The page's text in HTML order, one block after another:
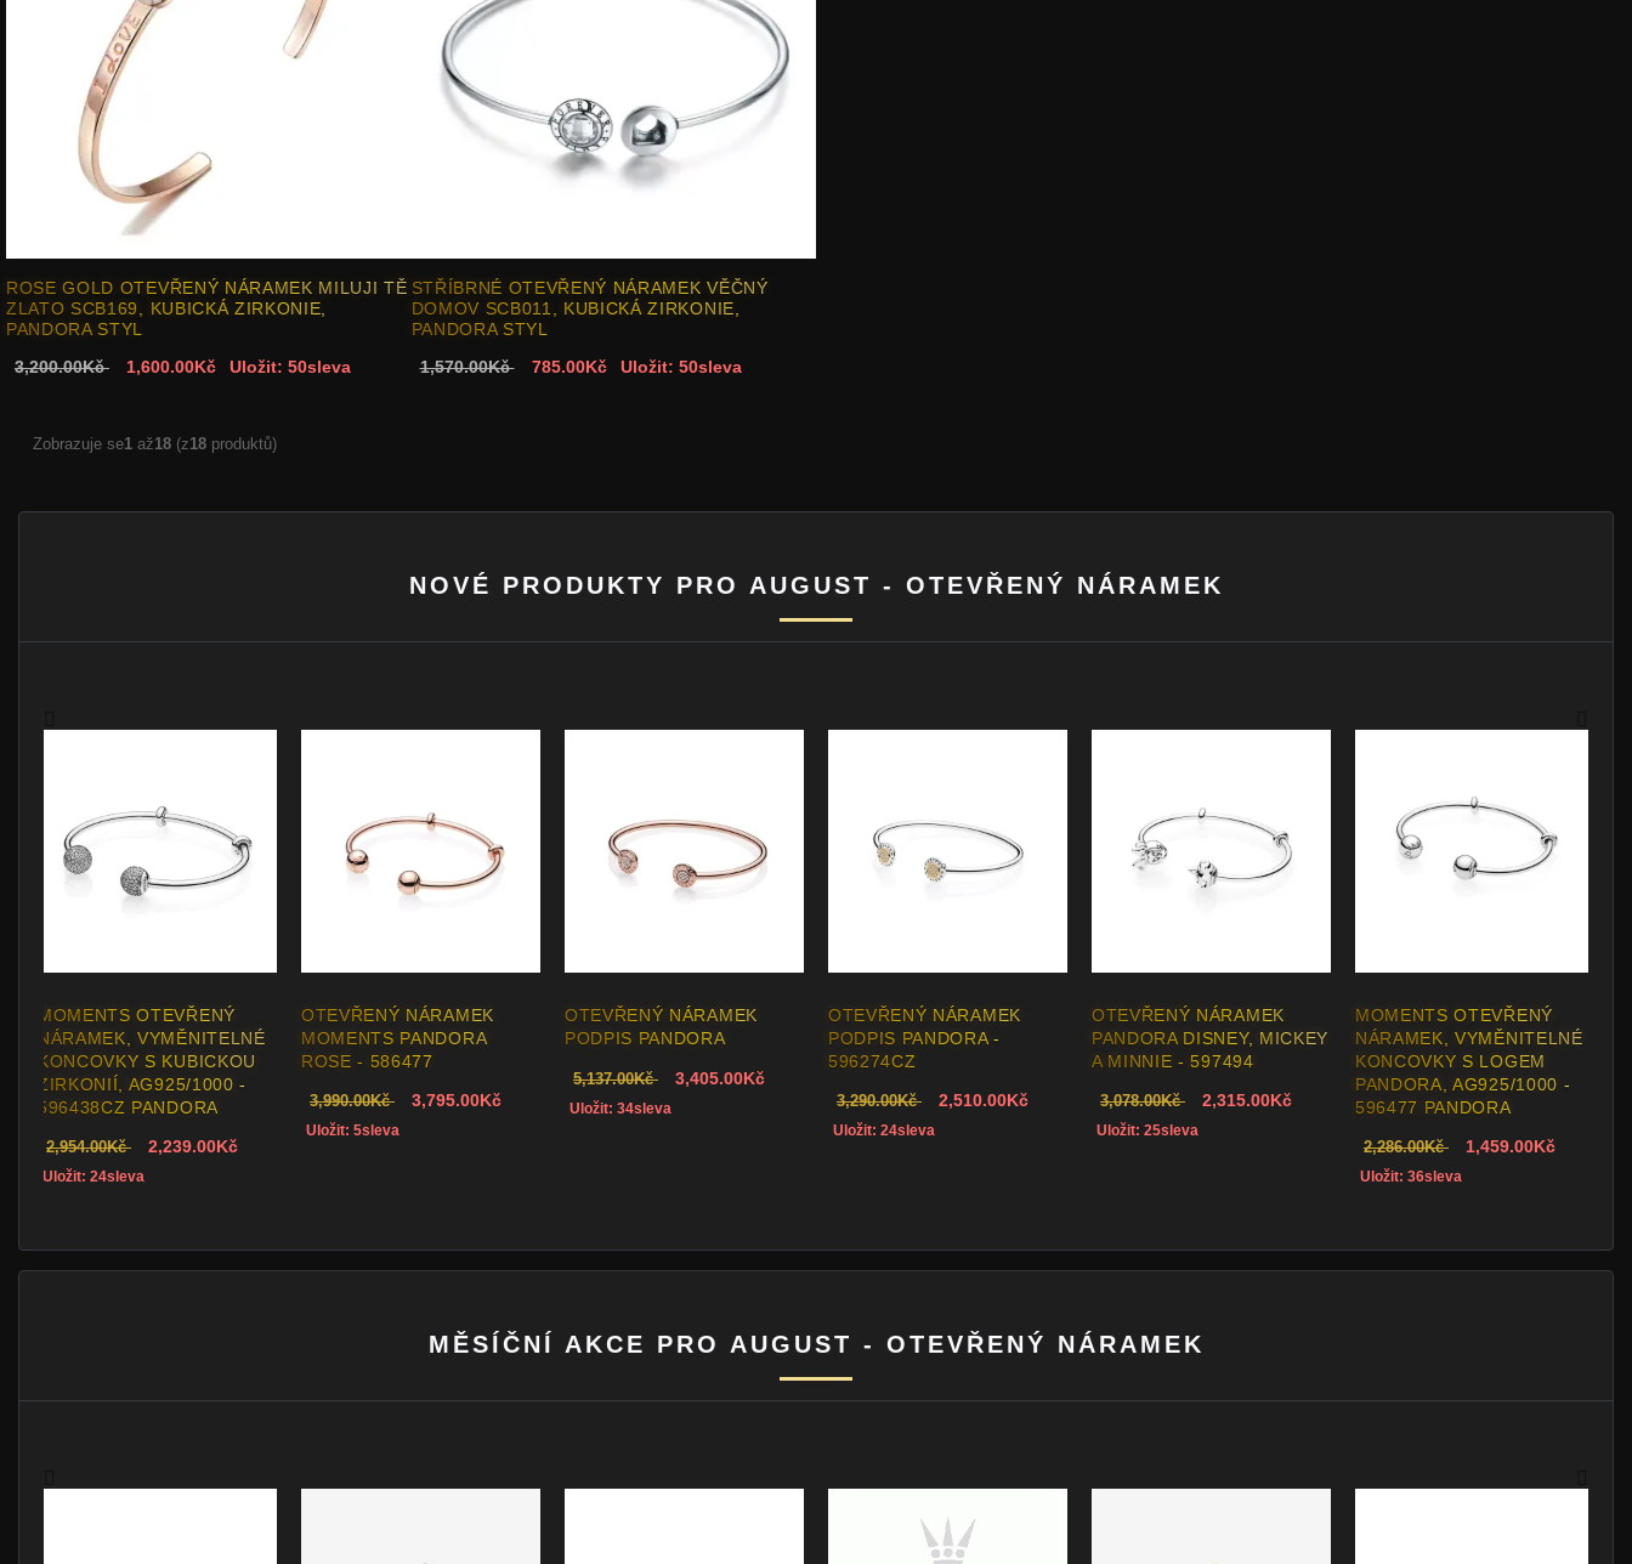
ROSE GOLD OTEVŘENÝ NÁRAMEK MILUJI TĚ
ZLATO SCB169, KUBICKÁ ZIRKONIE,
PANDORA STYL
3,200.00Kč 1,600.00Kč Uložit: 50sleva
STŘÍBRNÉ OTEVŘENÝ NÁRAMEK VĚČNÝ
DOMOV SCB011, KUBICKÁ ZIRKONIE,
PANDORA STYL
1,570.00Kč 785.00Kč Uložit: 50sleva
Zobrazuje se1 až18 (z18 produktů)
NOVÉ PRODUKTY PRO AUGUST - OTEVŘENÝ NÁRAMEK
OTEVŘENÝ PEVNÝ
NÁRAMEK PANDORA
MOMENTS V HADOVITÉM
ŘETÍZKOVÉM STYLU -
598291
1,699.00Kč 1,345.00Kč
Uložit: 21sleva
OTEVŘENÝ PEVNÝ
NÁRAMEK PANDORA
MOMENTS V HADOVITÉM
588291
OTEVŘENÝ NÁRAMEK
PODPIS PANDORA -
2,183.00Kč
MĚSÍČNÍ AKCE PRO AUGUST - OTEVŘENÝ NÁRAMEK